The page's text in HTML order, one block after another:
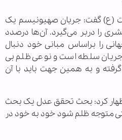
(ع) گفت: جریان صهیونیسم یک
را دربر می‌گیرد. آن‌ها درصدد
را براساس مبانی خود دنبال
سلطه است و نوعی ظلم بی
و به همین جهت باید با آن
کرد: بحث تحقق عدل یک بحث
متوجه ظلم شود خود به خود در